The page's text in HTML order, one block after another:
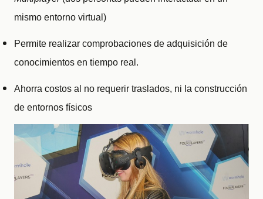
mismo entorno virtual)
Permite realizar comprobaciones de adquisición de
conocimientos en tiempo real.
Ahorra costos al no requerir traslados, ni la construcción
de entornos físicos